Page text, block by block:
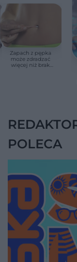
Zapach z pępka
może zdradzać
więcej niż brak
POLECA